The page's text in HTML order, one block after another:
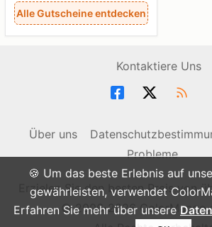
🍪 Um das beste Erlebnis auf
gewährleisten, verwendet
Erfahren Sie mehr über unsere
Alle Gutscheine entdecken
Kontaktiere Uns
Über uns
Probleme
Erzielen Sie den besten Preis von
© 2006-2026